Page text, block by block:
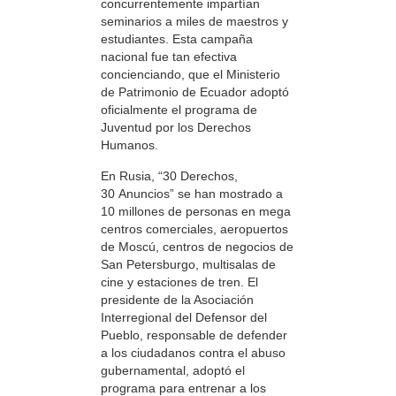
concurrentemente impartían
seminarios a miles de maestros y
estudiantes. Esta campaña
nacional fue tan efectiva
concienciando, que el Ministerio
de Patrimonio de Ecuador adoptó
oficialmente el programa de
Juventud por los Derechos
Humanos.
En Rusia, “30 Derechos,
30 Anuncios” se han mostrado a
10 millones de personas en mega
centros comerciales, aeropuertos
de Moscú, centros de negocios de
San Petersburgo, multisalas de
cine y estaciones de tren. El
presidente de la Asociación
Interregional del Defensor del
Pueblo, responsable de defender
a los ciudadanos contra el abuso
gubernamental, adoptó el
programa para entrenar a los